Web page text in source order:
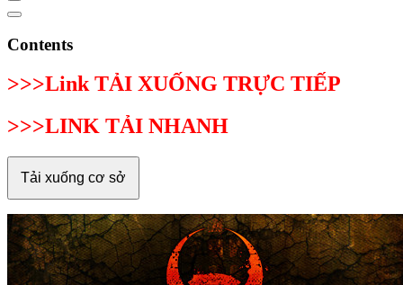
Contents
>>>Link TẢI XUỐNG TRỰC TIẾP
>>>LINK TẢI NHANH
Tải xuống cơ sở